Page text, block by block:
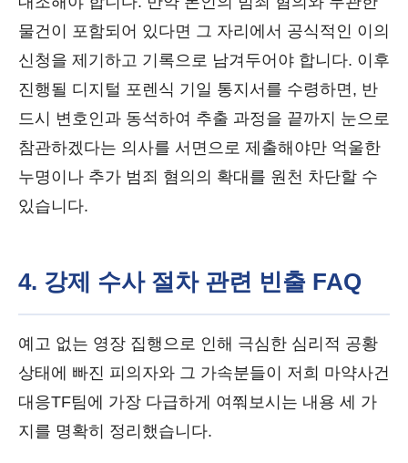
물건이 포함되어 있다면 그 자리에서 공식적인 이의
신청을 제기하고 기록으로 남겨두어야 합니다. 이후
진행될 디지털 포렌식 기일 통지서를 수령하면, 반
드시 변호인과 동석하여 추출 과정을 끝까지 눈으로
참관하겠다는 의사를 서면으로 제출해야만 억울한
누명이나 추가 범죄 혐의의 확대를 원천 차단할 수
있습니다.
4. 강제 수사 절차 관련 빈출 FAQ
예고 없는 영장 집행으로 인해 극심한 심리적 공황
상태에 빠진 피의자와 그 가속분들이 저희 마약사건
대응TF팀에 가장 다급하게 여쭤보시는 내용 세 가
지를 명확히 정리했습니다.